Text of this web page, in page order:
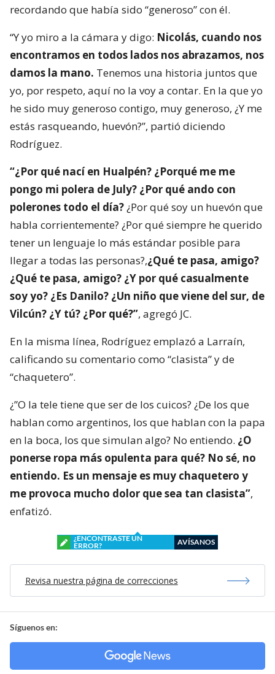
recordando que había sido “generoso” con él.
“Y yo miro a la cámara y digo: Nicolás, cuando nos
encontramos en todos lados nos abrazamos, nos
damos la mano. Tenemos una historia juntos que
yo, por respeto, aquí no la voy a contar. En la que yo
he sido muy generoso contigo, muy generoso, ¿Y me
estás rasqueando, huevón?”, partió diciendo
Rodríguez.
“¿Por qué nací en Hualpén? ¿Porqué me me
pongo mi polera de July? ¿Por qué ando con
polerones todo el día?¿Por qué soy un huevón que
habla corrientemente? ¿Por qué siempre he querido
tener un lenguaje lo más estándar posible para
llegar a todas las personas?,¿Qué te pasa, amigo?
¿Qué te pasa, amigo? ¿Y por qué casualmente
soy yo? ¿Es Danilo? ¿Un niño que viene del sur, de
Vilcún? ¿Y tú? ¿Por qué?”, agregó JC.
En la misma línea, Rodríguez emplazó a Larraín,
calificando su comentario como “clasista” y de
“chaquetero”.
¿”O la tele tiene que ser de los cuicos? ¿De los que
hablan como argentinos, los que hablan con la papa
en la boca, los que simulan algo? No entiendo. ¿O
ponerse ropa más opulenta para qué? No sé, no
entiendo. Es un mensaje es muy chaquetero y
me provoca mucho dolor que sea tan clasista”,
enfatizó.
¿ENCONTRASTE UN
ERROR?
AVÍSANOS
Revisa nuestra página de correcciones
Síguenos en: